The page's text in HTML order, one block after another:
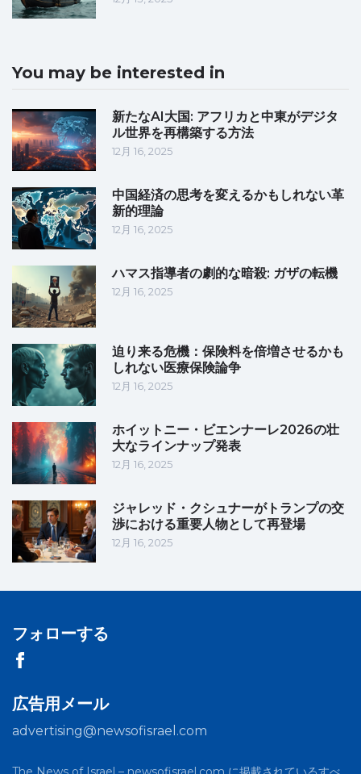
You may be interested in
新たなAI大国: アフリカと中東がデジタ
ル世界を再構築する方法
12月 16, 2025
中国経済の思考を変えるかもしれない革
新的理論
12月 16, 2025
ハマス指導者の劇的な暗殺: ガザの転機
12月 16, 2025
迫り来る危機：保険料を倍増させるかも
しれない医療保険論争
12月 16, 2025
ホイットニー・ビエンナーレ2026の壮
大なラインナップ発表
12月 16, 2025
ジャレッド・クシュナーがトランプの交
渉における重要人物として再登場
12月 16, 2025
フォローする
広告用メール
advertising@newsofisrael.com